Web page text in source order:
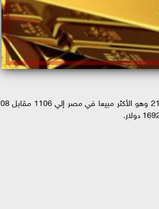
ننشر آخر تحديث في أسعار الذهب اليوم بعد